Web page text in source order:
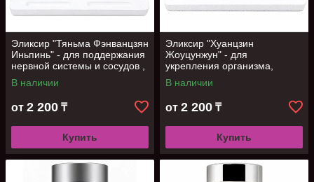
Эликсир "Тяньма Фэнванцзян
Иньпинь" - для поддержания
нервной системы и сосудов ,
10 фл
В наличии
от 2 200 ₸
Купить
Эликсир "Хуанцзин
Жоуцунжун" - для
укрепления организма,
поддержания тонуса и
энергии, 10 фл
В наличии
от 2 200 ₸
Купить